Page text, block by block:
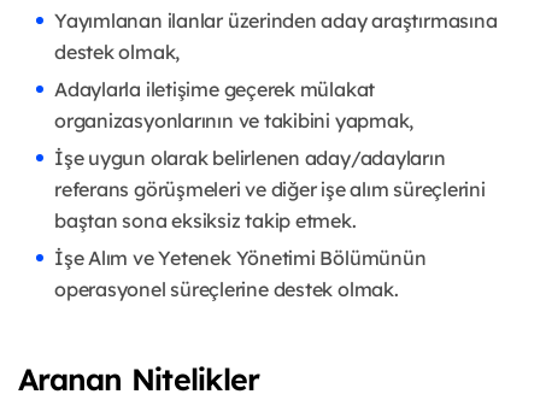
Yayımlanan ilanlar üzerinden aday araştırmasına
destek olmak,
Adaylarla iletişime geçerek mülakat
organizasyonlarının ve takibini yapmak,
İşe uygun olarak belirlenen aday/adayların
referans görüşmeleri ve diğer işe alım süreçlerini
baştan sona eksiksiz takip etmek.
İşe Alım ve Yetenek Yönetimi Bölümünün
operasyonel süreçlerine destek olmak.
Aranan Nitelikler